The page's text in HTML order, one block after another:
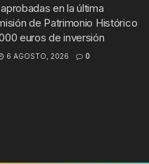
en la última
de Patrimonio Histórico
euros de inversión
6 AGOSTO, 2026 0